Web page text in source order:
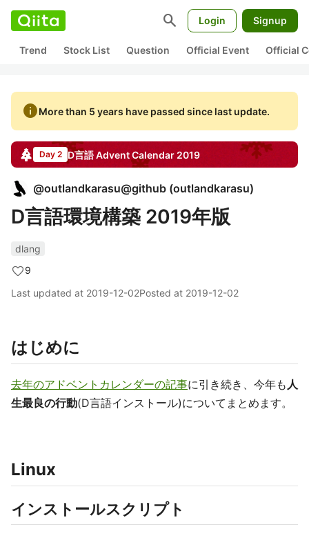
search Login Signup
Trend Stock List Question Official Event Official
infoMore than 5 years have passed since last update.
Day 2 D言語Advent Calendar 2019
@outlandkarasu@github (outlandkarasu)
D言語環境構築 2019年版
dlang
9
Last updated at 2019-12-02Posted at 2019-12-02
はじめに
去年のアドベントカレンダーの記事に引き続き、今年も 人
生最良の行動(D言語インストール)についてまとめます。
Linux
インストールスクリプト